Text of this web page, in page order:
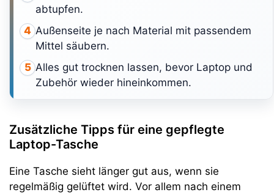
abtupfen.
4 Außenseite je nach Material mit passendem
Mittel säubern.
5 Alles gut trocknen lassen, bevor Laptop und
Zubehör wieder hineinkommen.
Zusätzliche Tipps für eine gepflegte
Laptop-Tasche
Eine Tasche sieht länger gut aus, wenn sie
regelmäßig gelüftet wird. Vor allem nach einem